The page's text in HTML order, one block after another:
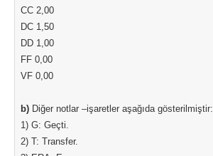
CC 2,00
DC 1,50
DD 1,00
FF 0,00
VF 0,00
b) Diğer notlar –işaretler aşağıda gösterilmiştir:
1) G: Geçti.
2) T: Transfer.